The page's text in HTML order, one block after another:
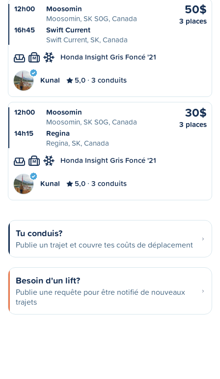
12h00
Moosomin
Moosomin, SK S0G, Canada
16h45
Swift Current
Swift Current, SK, Canada
50$
3 places
M Honda Insight Gris Foncé '21
Kunal 5,0 3 conduits
12h00
Moosomin
Moosomin, SK S0G, Canada
14h15
Regina
Regina, SK, Canada
30$
3 places
M Honda Insight Gris Foncé '21
Kunal 5,0 3 conduits
Tu conduis?
Publie un trajet et couvre tes coûts de déplacement
Besoin d'un lift?
Publie une requête pour être notifié de nouveaux
trajets